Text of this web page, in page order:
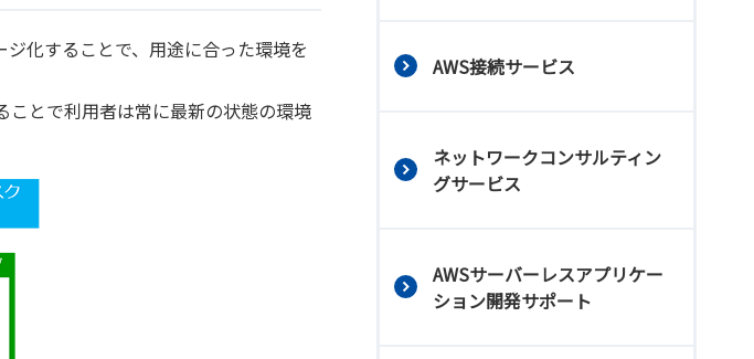
化することで、用途に合った環境を
とで利用者は常に最新の状態の環境
AWS接続サービス
ネットワークコンサルティン
グサービス
AWSサーバーレスアプリケー
ション開発サポート